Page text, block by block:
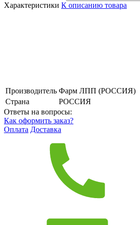
Характеристики К описанию товара
Производитель Фарм ЛПП (РОССИЯ)
Страна
РОССИЯ
Ответы на вопросы:
Как оформить заказ?
Оплата Доставка